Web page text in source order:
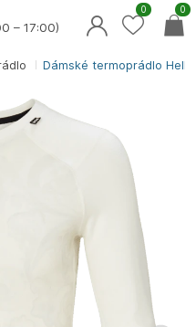
Dámské termoprádlo Helly
– 17:00)
0
0